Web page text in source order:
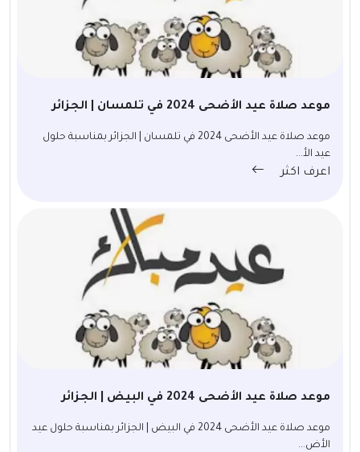
موعد صلاة عيد الأضحى 2024 في تلمسان | الجزائر
موعد صلاة عيد الأضحى 2024 في تلمسان | الجزائر بمناسبة حلول
عيد الأ...
اعرف اكثر
موعد صلاة عيد الأضحى 2024 في البيض | الجزائر
موعد صلاة عيد الأضحى 2024 في البيض | الجزائر بمناسبة حلول عيد
الأض...